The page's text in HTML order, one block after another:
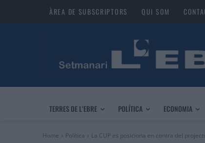
ÀREA DE SUBSCRIPTORS QUI SOM
TERRES DE L’EBRE POLÍTICA ECONOMIA
Home Política La CUP es posiciona en contra del